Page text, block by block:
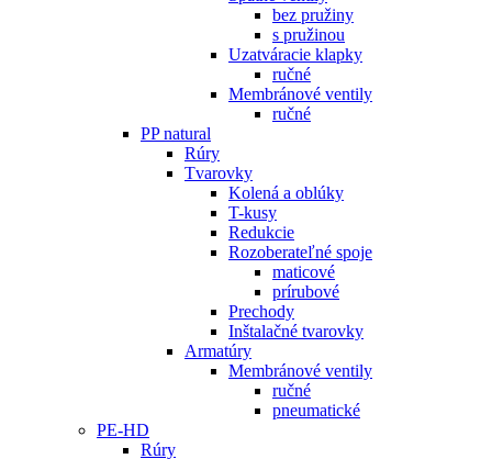
bez pružiny
s pružinou
Uzatváracie klapky
ručné
Membránové ventily
ručné
PP natural
Rúry
Tvarovky
Kolená a oblúky
T-kusy
Redukcie
Rozoberateľné spoje
maticové
prírubové
Prechody
Inštalačné tvarovky
Armatúry
Membránové ventily
ručné
pneumatické
PE-HD
Rúry